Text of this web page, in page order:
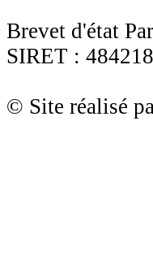
Brevet d'état
SIRET :
© Site réalisé